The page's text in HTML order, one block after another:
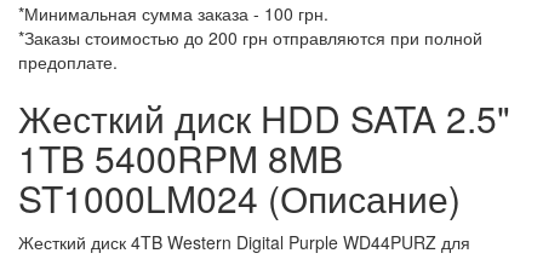
*Минимальная сумма заказа - 100 грн.
*Заказы стоимостью до 200 грн отправляются при полной
предоплате.
Жесткий диск HDD SATA 2.5"
1TB 5400RPM 8MB
ST1000LM024 (Описание)
Жесткий диск 4TB Western Digital Purple WD44PURZ для